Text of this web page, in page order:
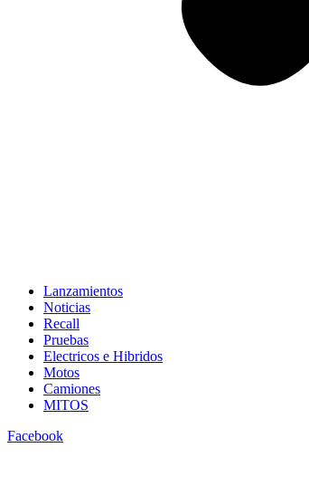
Lanzamientos
Noticias
Recall
Pruebas
Electricos e Hibridos
Motos
Camiones
MITOS
Facebook